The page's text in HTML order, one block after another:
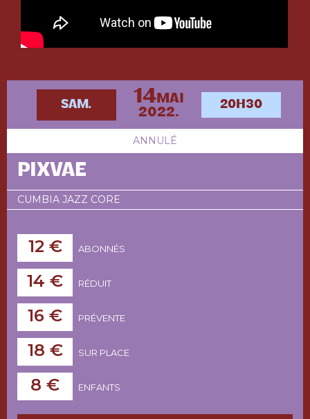
SAM. 14MAI
2022.
20H30
ANNULÉ
PIXVAE
CUMBIA JAZZ CORE
12 € ABONNÉS
14 € RÉDUIT
16 € PRÉVENTE
18 € SUR PLACE
8 € ENFANTS